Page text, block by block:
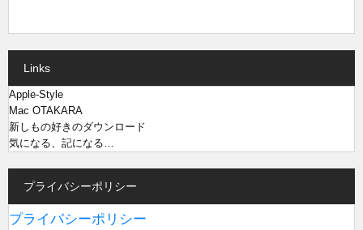
Links
Apple-Style
Mac OTAKARA
新しもの好きのダウンロード
気になる、記になる…
プライバシーポリシー
プライバシーポリシー